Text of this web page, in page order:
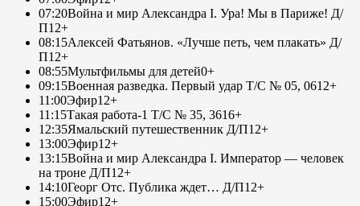
07:20Война и мир Александра I. Ура! Мы в Париже! Д/
П12+
08:15Алексей Фатьянов. «Лучше петь, чем плакать» Д/
П12+
08:55Мультфильмы для детей0+
09:15Военная разведка. Первый удар Т/С № 05, 0612+
11:00Эфир12+
11:15Такая работа-1 Т/С № 35, 3616+
12:35Ямальский путешественник Д/П12+
13:00Эфир12+
13:15Война и мир Александра I. Император — человек
на троне Д/П12+
14:10Георг Отс. Публика ждет… Д/П12+
15:00Эфир12+